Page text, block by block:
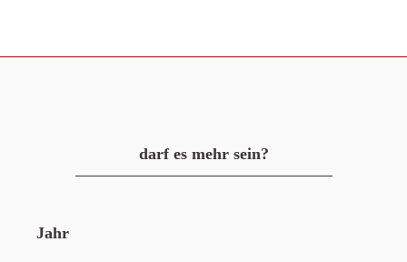
darf es mehr sein?
Jahr